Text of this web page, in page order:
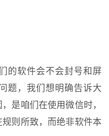
的软件会不会封号和屏
题，我们想明确告诉大
是咱们在使用微信时，
则所致，而绝非软件本